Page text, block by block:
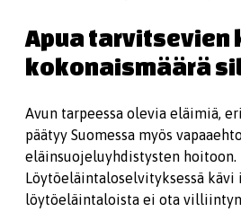
Apua tarvitsevien
kokonaismäärä
Avun tarpeessa olevia eläimiä,
päätyy Suomessa myös
eläinsuojeluyhdistysten hoitoon.
Löytöeläintaloselvityksessä kävi
löytöeläintaloista ei ota